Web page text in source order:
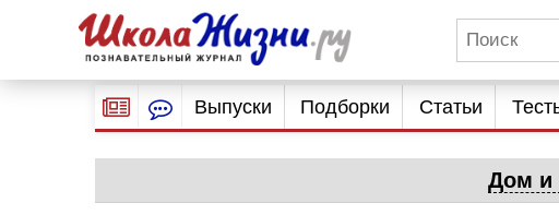
Выпуски Подборки Статьи
Дом и